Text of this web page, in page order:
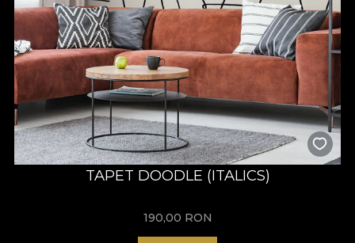
TAPET DOODLE (ITALICS)
190,00 RON